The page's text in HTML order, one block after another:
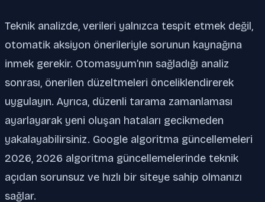
Teknik analizde, verileri yalnızca tespit etmek değil,
otomatik aksiyon önerileriyle sorunun kaynağına
inmek gerekir. Otomasyum’nın sağladığı analiz
sonrası, önerilen düzeltmeleri önceliklendirerek
uygulayın. Ayrıca, düzenli tarama zamanlaması
ayarlayarak yeni oluşan hataları gecikmeden
yakalayabilirsiniz. Google algoritma güncellemeleri
2026, 2026 algoritma güncellemelerinde teknik
açıdan sorunsuz ve hızlı bir siteye sahip olmanızı
sağlar.